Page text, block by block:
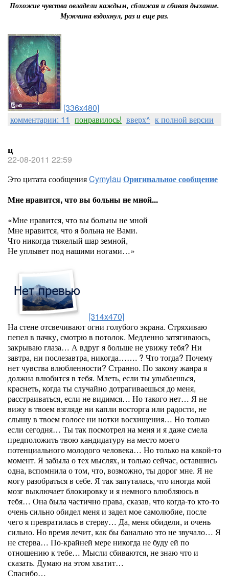
Похожие чувства овладели каждым, сближая и сбивая дыхание.
Мужчина вздохнул, раз и еще раз.
[336x480]
комментарии: 11 понравилось! вверх^ к полной версии
ц
22-08-2011 22:59
Это цитата сообщенияCymylau Оригинальное сообщение
Мне нравится, что вы больны не мной...
«Мне нравится, что вы больны не мной
Мне нравится, что я больна не Вами.
Что никогда тяжелый шар земной,
Не уплывет под нашими ногами…»
[314x470]
На стене отсвечивают огни голубого экрана. Стряхиваю
пепел в пачку, смотрю в потолок. Медленно затягиваюсь,
закрываю глаза… А вдруг я больше не увижу тебя? Ни
завтра, ни послезавтра, никогда……. ? Что тогда? Почему
нет чувства влюбленности? Странно. По закону жанра я
должна влюбится в тебя. Млеть, если ты улыбаешься,
краснеть, когда ты случайно дотрагиваешься до меня,
расстраиваться, если не видимся… Но такого нет… Я не
вижу в твоем взгляде ни капли восторга или радости, не
слышу в твоем голосе ни нотки восхищения… Но только
если сегодня… Ты так посмотрел на меня и я даже смела
предположить твою кандидатуру на место моего
потенциального молодого человека… Но только на какой-то
момент. Я забыла о тех мыслях, и только сейчас, оставшись
одна, вспомнила о том, что, возможно, ты дорог мне. Я не
могу разобраться в себе. Я так запуталась, что иногда мой
мозг выключает блокировку и я немного влюбляюсь в
тебя… Она была частично права, сказав, что когда-то кто-то
очень сильно обидел меня и задел мое самолюбие, после
чего я превратилась в стерву… Да, меня обидели, и очень
сильно. Но время лечит, как бы банально это не звучало… Я
не стерва… По-крайней мере никогда не буду ей по
отношению к тебе… Мысли сбиваются, не знаю что и
сказать. Думаю на этом хватит…
Спасибо…